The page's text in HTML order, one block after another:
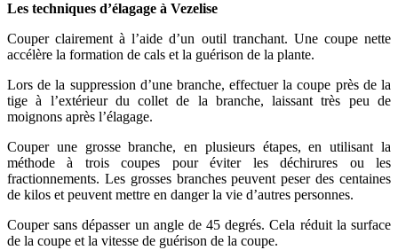
Les techniques d’élagage à Vezelise
Couper clairement à l’aide d’un outil tranchant. Une coupe nette
accélère la formation de cals et la guérison de la plante.
Lors de la suppression d’une branche, effectuer la coupe près de la
tige à l’extérieur du collet de la branche, laissant très peu de
moignons après l’élagage.
Couper une grosse branche, en plusieurs étapes, en utilisant la
méthode à trois coupes pour éviter les déchirures ou les
fractionnements. Les grosses branches peuvent peser des centaines
de kilos et peuvent mettre en danger la vie d’autres personnes.
Couper sans dépasser un angle de 45 degrés. Cela réduit la surface
de la coupe et la vitesse de guérison de la coupe.